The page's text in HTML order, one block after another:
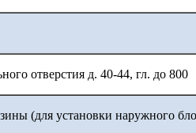
отверстия д. 40-44, гл. до 800
(для установки наружного